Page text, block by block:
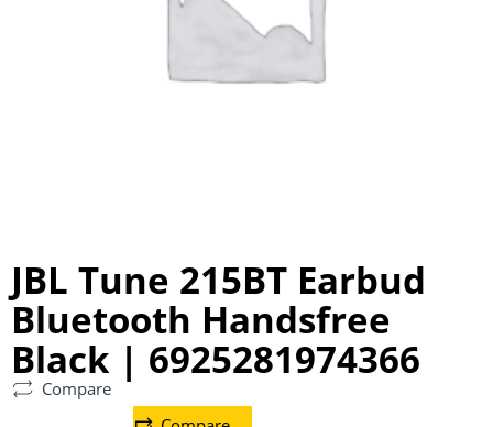
JBL Tune 215BT Earbud
Bluetooth Handsfree
Black | 6925281974366
Compare